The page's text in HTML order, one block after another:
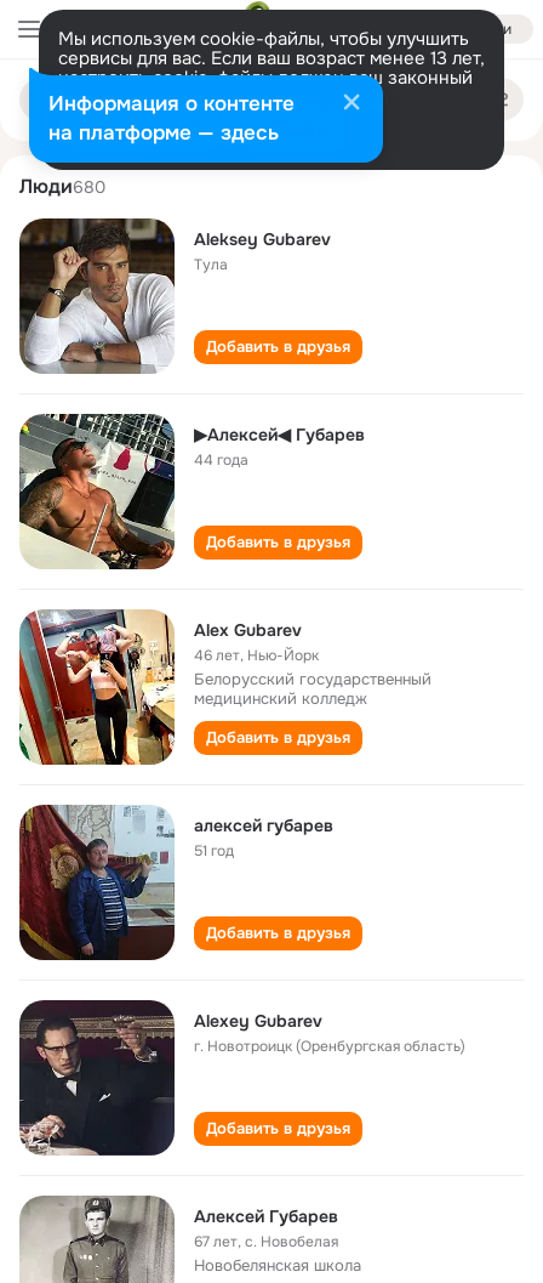
Войти
Мы используем cookie-файлы, чтобы улучшить
сервисы для вас. Если ваш возраст менее 13 лет,
настроить cookie-файлы должен ваш законный
представитель. Больше информации
Разрешить все Настроить
Поиск
людям
aleksey gubarev
Люди680
Aleksey Gubarev
Тула
Добавить в друзья
▶Алексей◀ Губарев
44 года
Добавить в друзья
Alex Gubarev
46 лет, Нью-Йорк
Белорусский государственный
медицинский колледж
Добавить в друзья
алексей губарев
51 год
Добавить в друзья
Alexey Gubarev
г. Новотроицк (Оренбургская область)
Добавить в друзья
Алексей Губарев
67 лет,с. Новобелая
Новобелянская школа
Информация о контенте
на платформе — здесь